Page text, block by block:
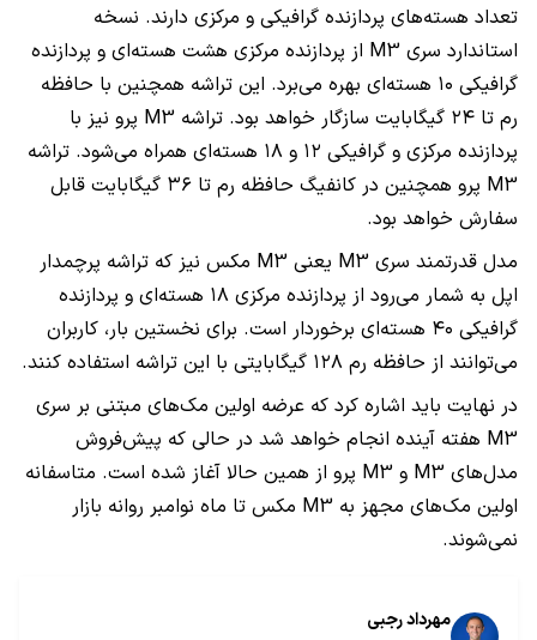
تعداد هسته‌های پردازنده گرافیکی و مرکزی دارند. نسخه
استاندارد سری M3 از پردازنده مرکزی هشت هسته‌ای و پردازنده
گرافیکی ۱۰ هسته‌ای بهره می‌برد. این تراشه همچنین با حافظه
رم تا ۲۴ گیگابایت سازگار خواهد بود. تراشه M3 پرو نیز با
پردازنده مرکزی و گرافیکی ۱۲ و ۱۸ هسته‌ای همراه می‌شود. تراشه
M3 پرو همچنین در کانفیگ حافظه رم تا ۳۶ گیگابایت قابل
سفارش خواهد بود.
مدل قدرتمند سری M3 یعنی M3 مکس نیز که تراشه پرچمدار
اپل به شمار می‌رود از پردازنده مرکزی ۱۸ هسته‌ای و پردازنده
گرافیکی ۴۰ هسته‌ای برخوردار است. برای نخستین بار، کاربران
می‌توانند از حافظه رم ۱۲۸ گیگابایتی با این تراشه استفاده کنند.
در نهایت باید اشاره کرد که عرضه اولین مک‌های مبتنی بر سری
M3 هفته آینده انجام خواهد شد در حالی که پیش‌فروش
مدل‌های M3 و M3 پرو از همین حالا آغاز شده است. متاسفانه
اولین مک‌های مجهز به M3 مکس تا ماه نوامبر روانه بازار
نمی‌شوند.
مهرداد رجبی